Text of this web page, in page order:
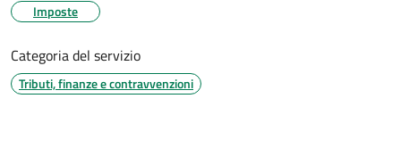
Imposte
Categoria del servizio
Tributi, finanze e contravvenzioni